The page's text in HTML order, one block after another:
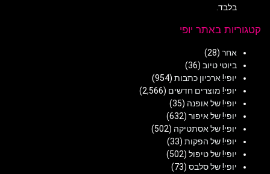
בלבד.
קטגוריות באתר יופי
אחר (28)
ביוטי טיוב (36)
יופי! ארכיון כתבות (954)
יופי! מוצרים חדשים (2,566)
יופי! של אופנה (35)
יופי! של איפור (632)
יופי! של אסתטיקה (502)
יופי! של הפקות (33)
יופי! של טיפול (502)
יופי! של סלבס (73)